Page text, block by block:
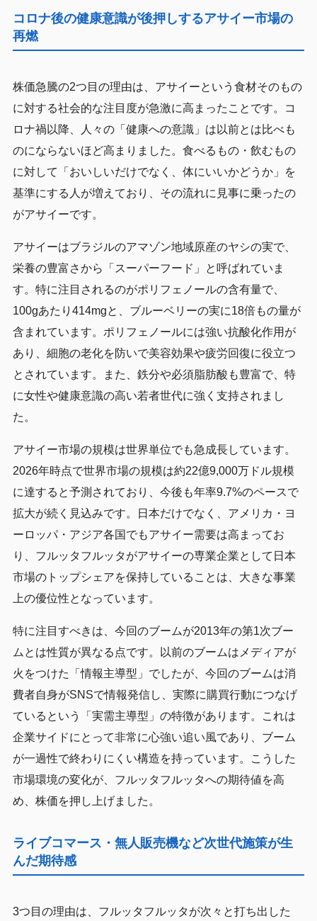
コロナ後の健康意識が後押しするアサイー市場の
再燃
株価急騰の2つ目の理由は、アサイーという食材そのもの
に対する社会的な注目度が急激に高まったことです。コ
ロナ禍以降、人々の「健康への意識」は以前とは比べも
のにならないほど高まりました。食べるもの・飲むもの
に対して「おいしいだけでなく、体にいいかどうか」を
基準にする人が増えており、その流れに見事に乗ったの
がアサイーです。
アサイーはブラジルのアマゾン地域原産のヤシの実で、
栄養の豊富さから「スーパーフード」と呼ばれていま
す。特に注目されるのがポリフェノールの含有量で、
100gあたり414mgと、ブルーベリーの実に18倍もの量が
含まれています。ポリフェノールには強い抗酸化作用が
あり、細胞の老化を防いで美容効果や疲労回復に役立つ
とされています。また、鉄分や必須脂肪酸も豊富で、特
に女性や健康意識の高い若者世代に強く支持されまし
た。
アサイー市場の規模は世界単位でも急成長しています。
2026年時点で世界市場の規模は約22億9,000万ドル規模
に達すると予測されており、今後も年率9.7%のペースで
拡大が続く見込みです。日本だけでなく、アメリカ・ヨ
ーロッパ・アジア各国でもアサイー需要は高まってお
り、フルッタフルッタがアサイーの専業企業として日本
市場のトップシェアを保持していることは、大きな事業
上の優位性となっています。
特に注目すべきは、今回のブームが2013年の第1次ブー
ムとは性質が異なる点です。以前のブームはメディアが
火をつけた「情報主導型」でしたが、今回のブームは消
費者自身がSNSで情報発信し、実際に購買行動につなげ
ているという「実需主導型」の特徴があります。これは
企業サイドにとって非常に心強い追い風であり、ブーム
が一過性で終わりにくい構造を持っています。こうした
市場環境の変化が、フルッタフルッタへの期待値を高
め、株価を押し上げました。
ライブコマース・無人販売機など次世代施策が生
んだ期待感
3つ目の理由は、フルッタフルッタが次々と打ち出した